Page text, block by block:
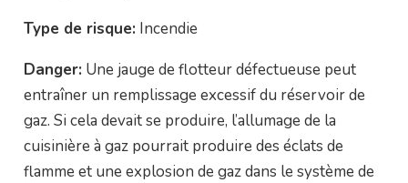
Type de risque: Incendie
Danger: Une jauge de flotteur défectueuse peut
entraîner un remplissage excessif du réservoir de
gaz. Si cela devait se produire, l’allumage de la
cuisinière à gaz pourrait produire des éclats de
flamme et une explosion de gaz dans le système de